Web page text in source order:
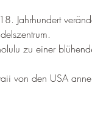
Jahrhundert
zu einer
von den USA